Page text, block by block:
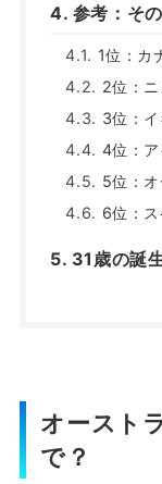
参考：そ
1位：カ
2位：
3位：イ
4位：
5位：
6位：
31歳の誕
オースト
で？